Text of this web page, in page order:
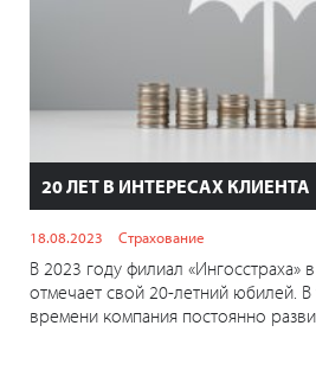
20 ЛЕТ В ИНТЕРЕСАХ КЛИЕНТА
18.08.2023 Страхование
В 2023 году филиал «Ингосстраха»
отмечает свой 20-летний юбилей. В
времени компания постоянно